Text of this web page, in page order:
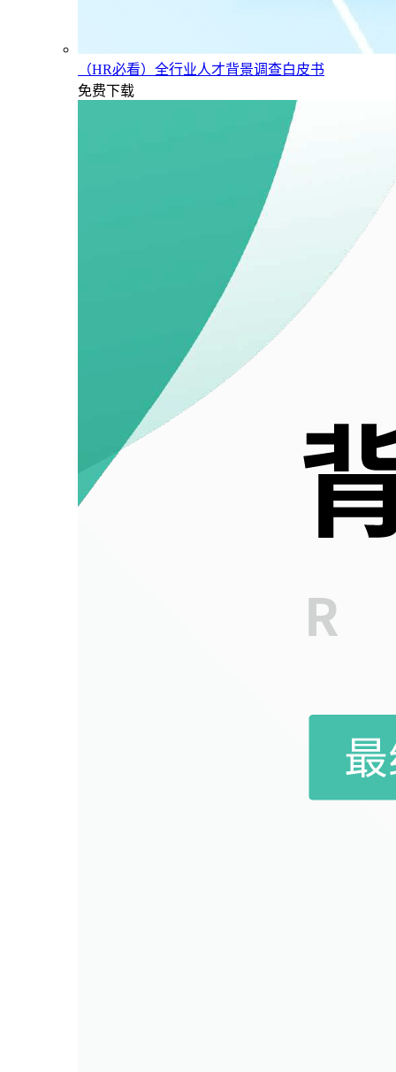
（HR必看）全行业人才背景调查白皮书
免费下载